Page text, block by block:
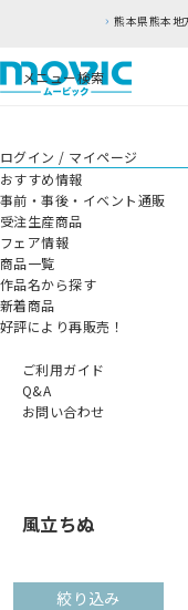
熊本県熊本地
メニュー検索
ログイン / マイページ
おすすめ情報
事前・事後・イベント通販
受注生産商品
フェア情報
商品一覧
作品名から探す
新着商品
好評により再販売！
ご利用ガイド
Q&A
お問い合わせ
風立ちぬ
絞り込み